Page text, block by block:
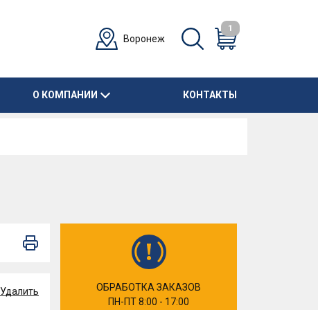
Воронеж
1
О КОМПАНИИ КОНТАКТЫ
Удалить
ОБРАБОТКА ЗАКАЗОВ
ПН-ПТ 8:00 - 17:00